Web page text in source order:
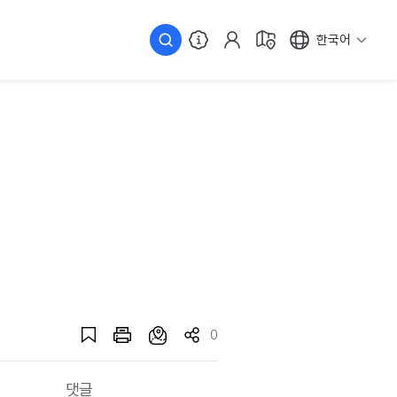
한국어
0
댓글